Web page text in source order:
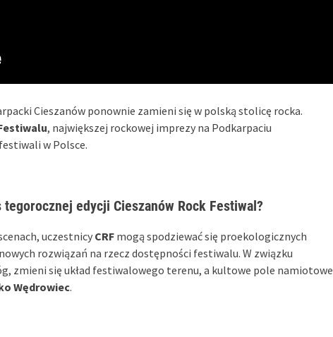
Cieszanów ponownie zamieni się w polską stolicę rocka.
, największej rockowej imprezy na Podkarpaciu
w Polsce.
tegorocznej edycji Cieszanów Rock Festiwal?
uczestnicy CRF mogą spodziewać się proekologicznych
rozwiązań na rzecz dostępności festiwalu. W związku
zmieni się układ festiwalowego terenu, a kultowe pole namiotowe
Wędrowiec.